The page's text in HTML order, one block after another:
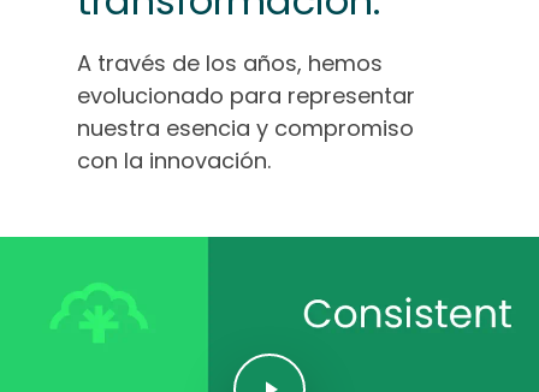
A través de los años, hemos
evolucionado para representar
nuestra esencia y compromiso
con la innovación.
Play Video